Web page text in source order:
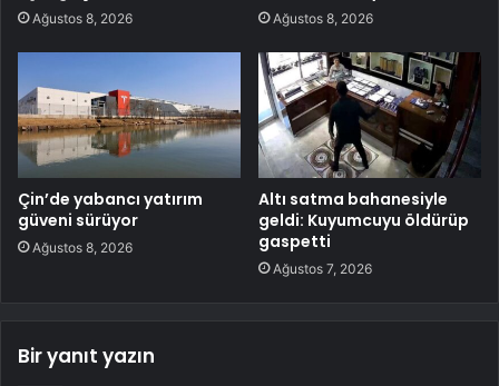
Ağustos 8, 2026 Ağustos 8, 2026
Çin’de yabancı yatırım
güveni sürüyor
Ağustos 8, 2026
Altı satma bahanesiyle
geldi: Kuyumcuyu öldürüp
gaspetti
Ağustos 7, 2026
Bir yanıt yazın